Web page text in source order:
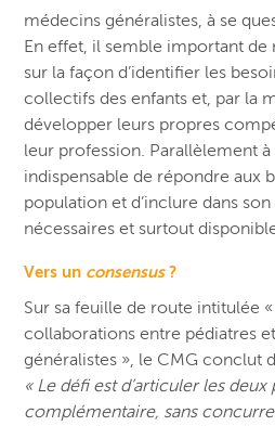
médecins généralistes, à se
En effet, il semble important
sur la façon d’identifier les
collectifs des enfants et, par la
développer leurs propres
leur profession. Parallèlement à
indispensable de répondre aux
population et d’inclure dans
nécessaires et surtout
Vers un consensus?
Sur sa feuille de route intitulée
collaborations entre pédiatres
généralistes », le CMG conclut
« Le défi est d’articuler les
complémentaire, sans